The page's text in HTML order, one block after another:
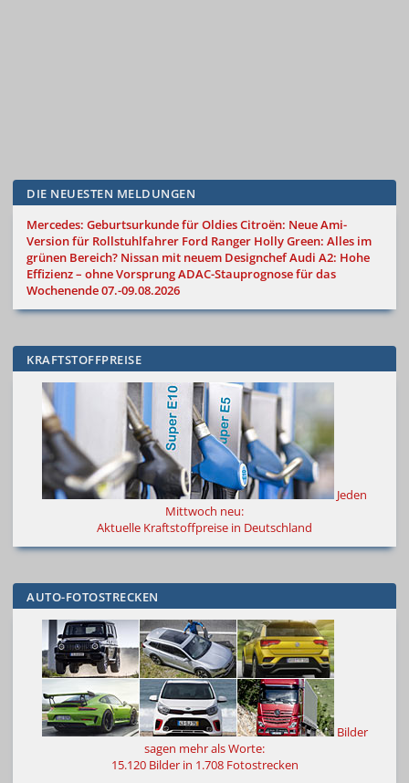
DIE NEUESTEN MELDUNGEN
Mercedes: Geburtsurkunde für OldiesCitroën: Neue Ami-
Version für Rollstuhlfahrer Ford Ranger Holly Green: Alles im
grünen Bereich? Nissan mit neuem DesignchefAudi A2: Hohe
Effizienz – ohne VorsprungADAC-Stauprognose für das
Wochenende 07.-09.08.2026
KRAFTSTOFFPREISE
Jeden
Mittwoch neu:
Aktuelle Kraftstoffpreise in Deutschland
AUTO-FOTOSTRECKEN
Bilder
sagen mehr als Worte:
15.120 Bilder in 1.708 Fotostrecken